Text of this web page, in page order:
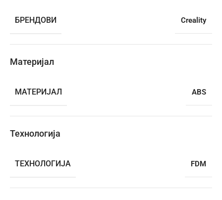
БРЕНДОВИ Creality
Материјал
МАТЕРИЈАЛ ABS
Технологија
ТЕХНОЛОГИЈА FDM